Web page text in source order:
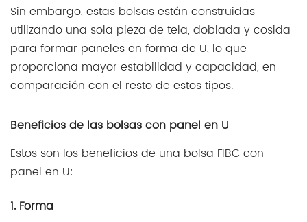
Sin embargo, estas bolsas están construidas
utilizando una sola pieza de tela, doblada y cosida
para formar paneles en forma de U, lo que
proporciona mayor estabilidad y capacidad, en
comparación con el resto de estos tipos.
Beneficios de las bolsas con panel en U
Estos son los beneficios de una bolsa FIBC con
panel en U:
1. Forma